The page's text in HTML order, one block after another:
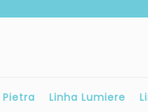
Pietra Linha Lumiere